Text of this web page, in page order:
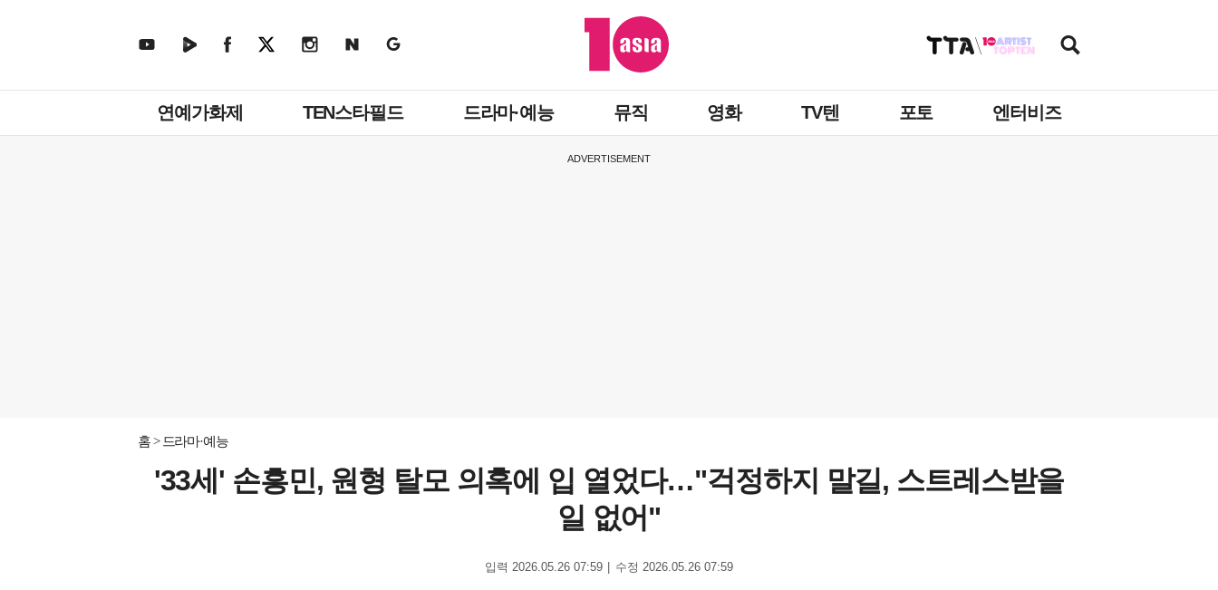
뉴
연예가화제 TEN스타필드 드라마·예능 뮤직 영화 TV텐 포토 엔터비즈
ADVERTISEMENT
홈 드라마·예능
'33세' 손흥민, 원형 탈모 의혹에 입 열었다…"걱정하지 말길, 스트레스받을
일 없어"
입력 2026.05.26 07:59 수정 2026.05.26 07:59